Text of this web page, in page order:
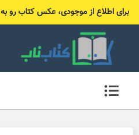
برای اطلاع از موجودی، عکس کتاب رو به ۰۹۱۹۹۸۱۴۷۹۶ (بله یا ایتا) بفرست